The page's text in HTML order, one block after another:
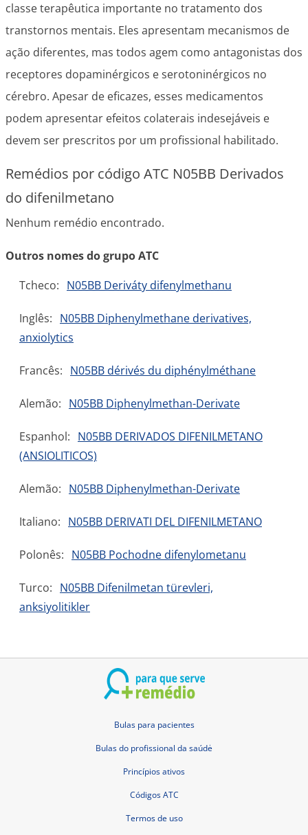
classe terapêutica importante no tratamento dos
transtornos mentais. Eles apresentam mecanismos de
ação diferentes, mas todos agem como antagonistas dos
receptores dopaminérgicos e serotoninérgicos no
cérebro. Apesar de eficazes, esses medicamentos
podem apresentar efeitos colaterais indesejáveis e
devem ser prescritos por um profissional habilitado.
Remédios por código ATC N05BB Derivados
do difenilmetano
Nenhum remédio encontrado.
Outros nomes do grupo ATC
Tcheco: N05BB Deriváty difenylmethanu
Inglês: N05BB Diphenylmethane derivatives,
anxiolytics
Francês: N05BB dérivés du diphénylméthane
Alemão: N05BB Diphenylmethan-Derivate
Espanhol: N05BB DERIVADOS DIFENILMETANO
(ANSIOLITICOS)
Alemão: N05BB Diphenylmethan-Derivate
Italiano: N05BB DERIVATI DEL DIFENILMETANO
Polonês: N05BB Pochodne difenylometanu
Turco: N05BB Difenilmetan türevleri,
anksiyolitikler
Bulas para pacientes
Bulas do profissional da saúdė
Princípios ativos
Códigos ATC
Termos de uso